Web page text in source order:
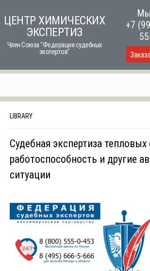
toЦЕНТР ХИМИЧЕСКИХ
ЭКСПЕРТИЗ
Член Союза "Федерация судебных
экспертов"
Мы
+7
LIBRARY
Судебная экспертиза тепловых
работоспособность и другие
ситуации